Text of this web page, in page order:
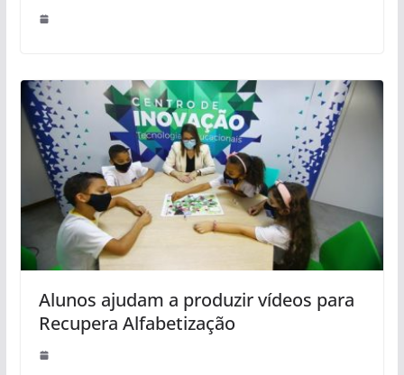
Alunos ajudam a produzir vídeos para
Recupera Alfabetização